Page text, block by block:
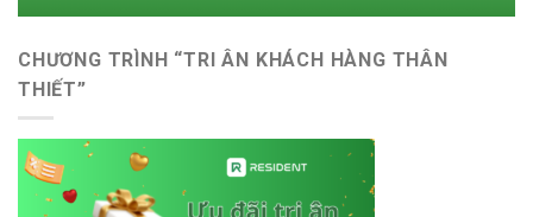
CHƯƠNG TRÌNH “TRI ÂN KHÁCH HÀNG THÂN
THIẾT”